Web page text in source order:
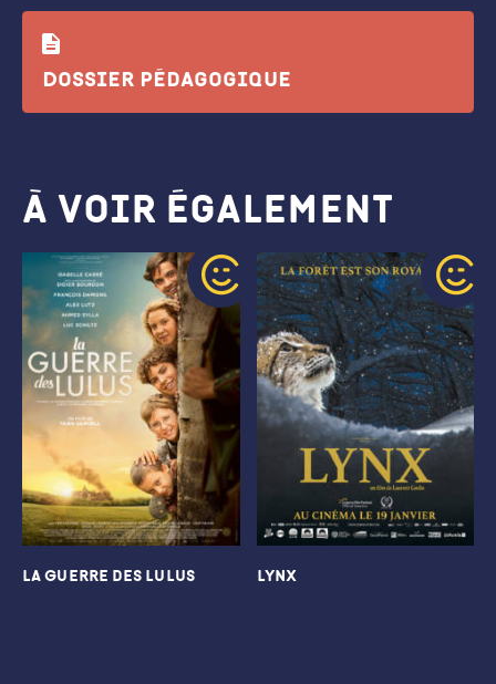
Dossier pédagogique
À voir également
La Guerre des Lulus Lynx